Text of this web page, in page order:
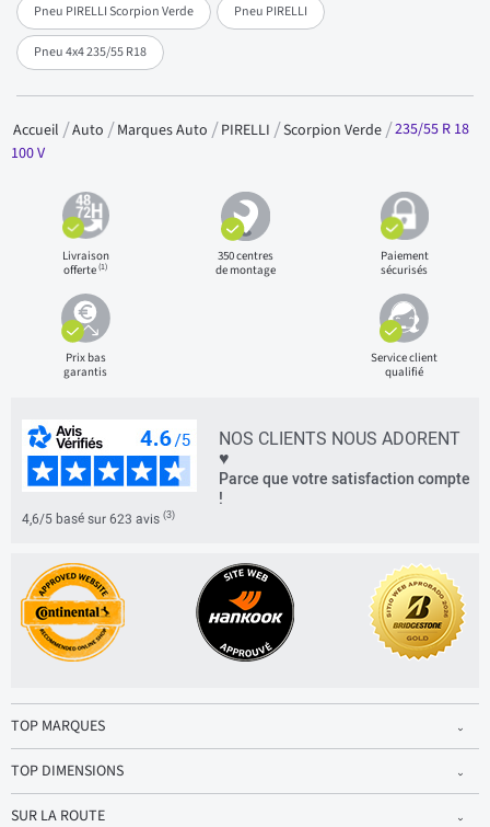
Pneu PIRELLI Scorpion Verde Pneu PIRELLI
Pneu 4x4 235/55 R18
Accueil Auto Marques Auto PIRELLI Scorpion Verde 235/55 R 18
100 V
Livraison
offerte(1)
350 centres
de montage
Paiement
sécurisés
Prix bas
garantis
Service client
qualifié
NOS CLIENTS NOUS ADORENT
♥
Parce que votre satisfaction compte
!
4,6/5 basé sur 623 avis (3)
TOP MARQUES
TOP DIMENSIONS
SUR LA ROUTE